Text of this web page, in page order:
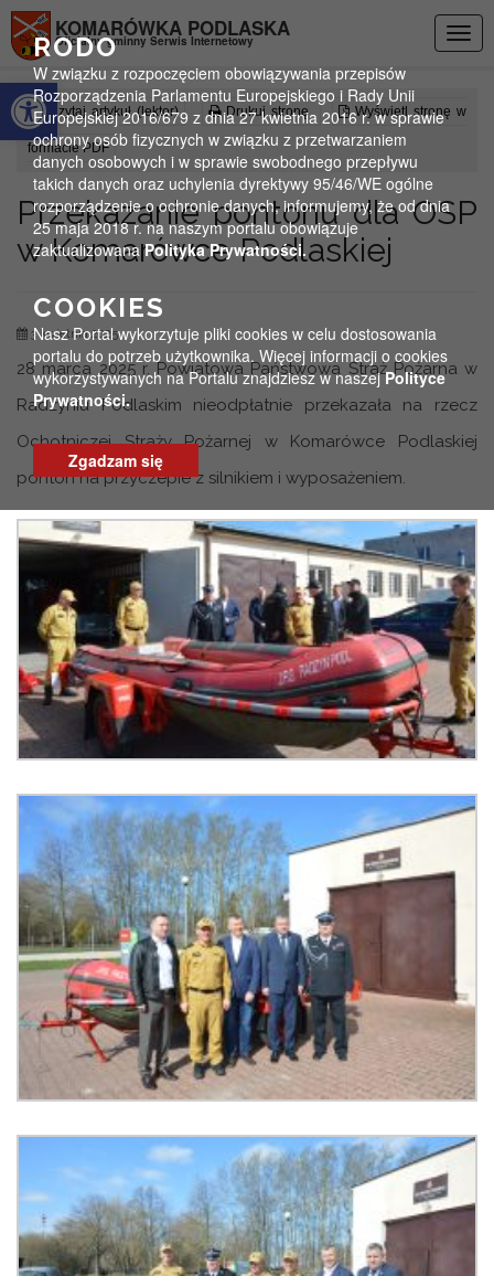
Otwórz pasek narzędzi
KOMARÓWKA PODLASKA
Oficjalny gminny Serwis Internetowy
Czytaj artykuł (lektor) Drukuj stronę Wyświetl stronę w
formacie PDF
Przekazanie pontonu dla OSP
w Komarówce Podlaskiej
3 kwietnia 2025
28 marca 2025 r. Powiatowa Państwowa Straż Pożarna w
Radzyniu Podlaskim nieodpłatnie przekazała na rzecz
Ochotniczej Straży Pożarnej w Komarówce Podlaskiej
ponton na przyczepie z silnikiem i wyposażeniem.
RODO
W związku z rozpoczęciem obowiązywania przepisów
Rozporządzenia Parlamentu Europejskiego i Rady Unii
Europejskiej 2016/679 z dnia 27 kwietnia 2016 r. w sprawie
ochrony osób fizycznych w związku z przetwarzaniem
danych osobowych i w sprawie swobodnego przepływu
takich danych oraz uchylenia dyrektywy 95/46/WE ogólne
rozporządzenie o ochronie danych, informujemy, że od dnia
25 maja 2018 r. na naszym portalu obowiązuje
zaktualizowanaPolityka Prywatności.
COOKIES
Nasz Portal wykorzytuje pliki cookies w celu dostosowania
portalu do potrzeb użytkownika. Więcej informacji o cookies
wykorzystywanych na Portalu znajdziesz w naszejPolityce
Prywatności.
Zgadzam się